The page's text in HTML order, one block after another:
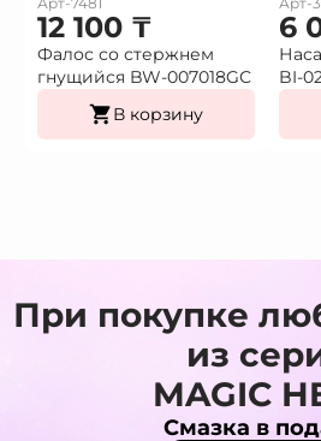
12 100 ₸
Фалос со стержнем
гнущийся BW-007018GС
В корзину
6
BI-
При покупке
из
MAGIC
Смазка в